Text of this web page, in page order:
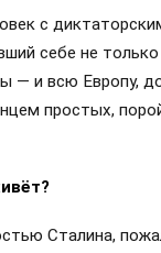
с
себе не только
— и всю Европу,
простых,
Сталина,